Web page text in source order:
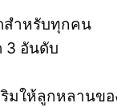
สำหรับทุกคน
3 อันดับ
มให้ลูกหลานขอ